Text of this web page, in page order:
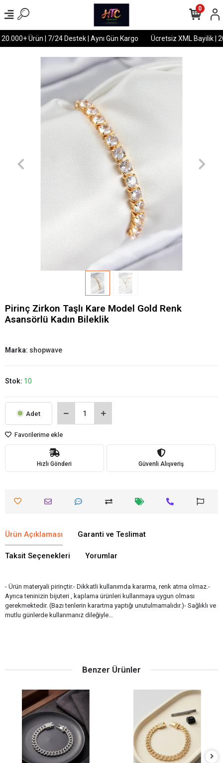
Ürün | 7/24 Destek | Aynı Gün Kargo Ücretsiz XML Bayilik |
0
Pirinç Zirkon Taşlı Kare Model Gold Renk
Asansörlü Kadın Bileklik
Marka: shopwave
Stok: 10
Adet
Favorilerime ekle
Hızlı Gönderi Güvenli Alışveriş
Ürün Açıklaması Garanti ve Teslimat
Taksit Seçenekleri Yorumlar
- Ürün materyali pirinçtir.- Dikkatli kullanımda kararma, renk atma olmaz.-
Ayrıca teninizin bijuteri , kaplama ürünleri kullanmaya uygun olması
gerekmektedir. (Bazı tenlerin karartma yaptığı unutulmamalıdır.)- Sağlıklı ve
mutlu günlerde kullanmanız dileğiyle…
Benzer Ürünler